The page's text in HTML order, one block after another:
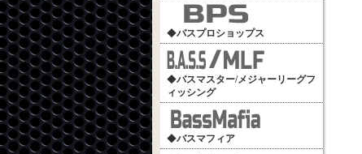
◆バスプロショップス
◆バスマスター/メジャーリーグフ
ィッシング
◆バスマフィア